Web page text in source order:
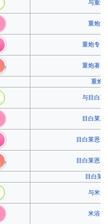
与重炮
重炮负
重炮专属
重炮著名
重炮
与目白莱
目白莱恩
目白莱恩专
目白莱恩著
目白莱
与米浴
米浴负